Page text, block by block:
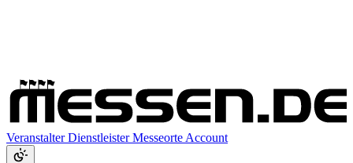
VeranstalterDienstleisterMesseorte Account